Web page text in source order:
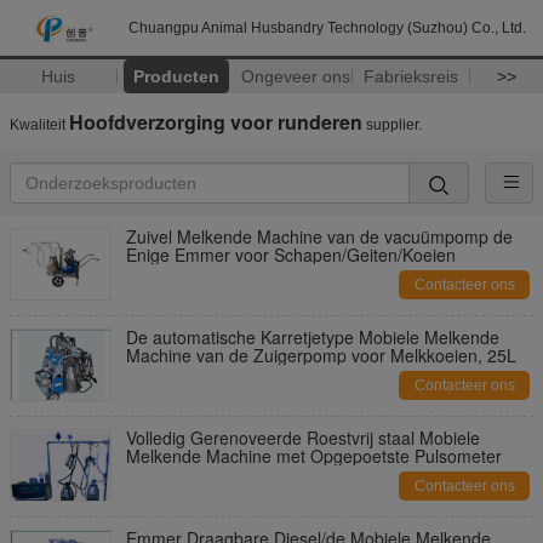
Chuangpu Animal Husbandry Technology (Suzhou) Co., Ltd.
Huis Producten Ongeveer ons Fabrieksreis >>
Kwaliteit Hoofdverzorging voor runderen supplier.
Zuivel Melkende Machine van de vacuümpomp de
Enige Emmer voor Schapen/Geiten/Koeien
Contacteer ons
De automatische Karretjetype Mobiele Melkende
Machine van de Zuigerpomp voor Melkkoeien, 25L
Contacteer ons
Volledig Gerenoveerde Roestvrij staal Mobiele
Melkende Machine met Opgepoetste Pulsometer
Contacteer ons
Emmer Draagbare Diesel/de Mobiele Melkende